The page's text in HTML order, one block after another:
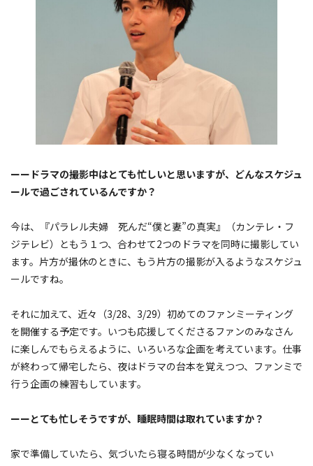
ーードラマの撮影中はとても忙しいと思いますが、どんなスケジュ
ールで過ごされているんですか？
今は、『パラレル夫婦 死んだ“僕と妻”の真実』（カンテレ・フ
ジテレビ）ともう１つ、合わせて2つのドラマを同時に撮影してい
ます。片方が撮休のときに、もう片方の撮影が入るようなスケジュ
ールですね。
それに加えて、近々（3/28、3/29）初めてのファンミーティング
を開催する予定です。いつも応援してくださるファンのみなさん
に楽しんでもらえるように、いろいろな企画を考えています。仕事
が終わって帰宅したら、夜はドラマの台本を覚えつつ、ファンミで
行う企画の練習もしています。
ーーとても忙しそうですが、睡眠時間は取れていますか？
家で準備していたら、気づいたら寝る時間が少なくなってい